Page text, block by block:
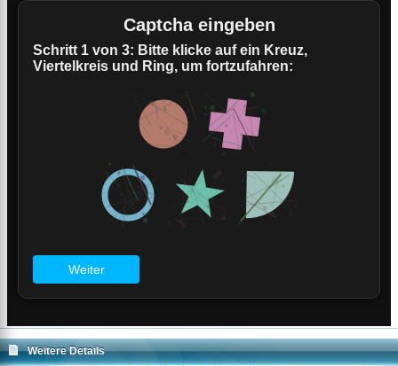
Weitere Details